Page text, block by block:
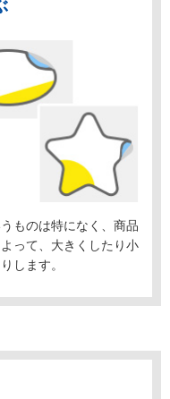
ものは特になく、商品
って、大きくしたり小
します。